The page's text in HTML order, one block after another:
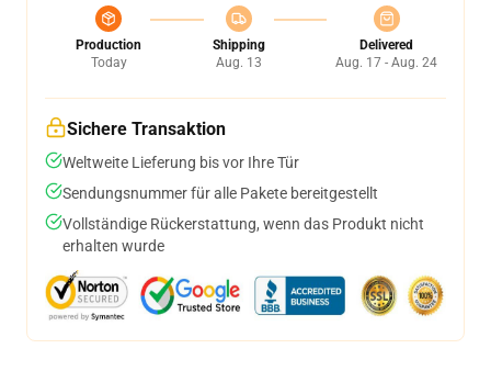
Production
Today
Shipping
Aug. 13
Delivered
Aug. 17 - Aug. 24
Sichere Transaktion
Weltweite Lieferung bis vor Ihre Tür
Sendungsnummer für alle Pakete bereitgestellt
Vollständige Rückerstattung, wenn das Produkt nicht
erhalten wurde